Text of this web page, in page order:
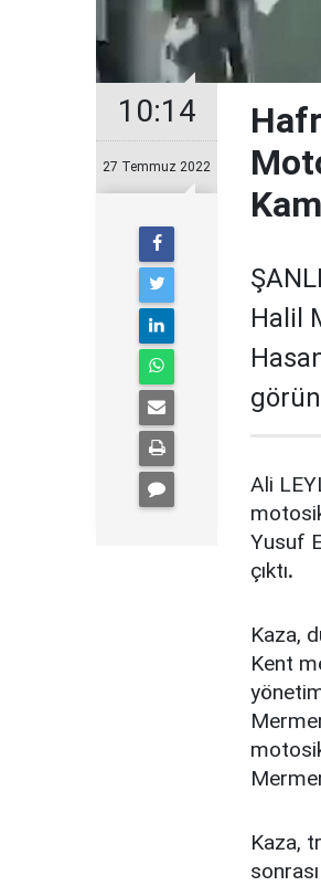
10:14
27 Temmuz 2022
Halil
Ali
Yusuf
çıktı.
Kaza,
Kent
Kaza,